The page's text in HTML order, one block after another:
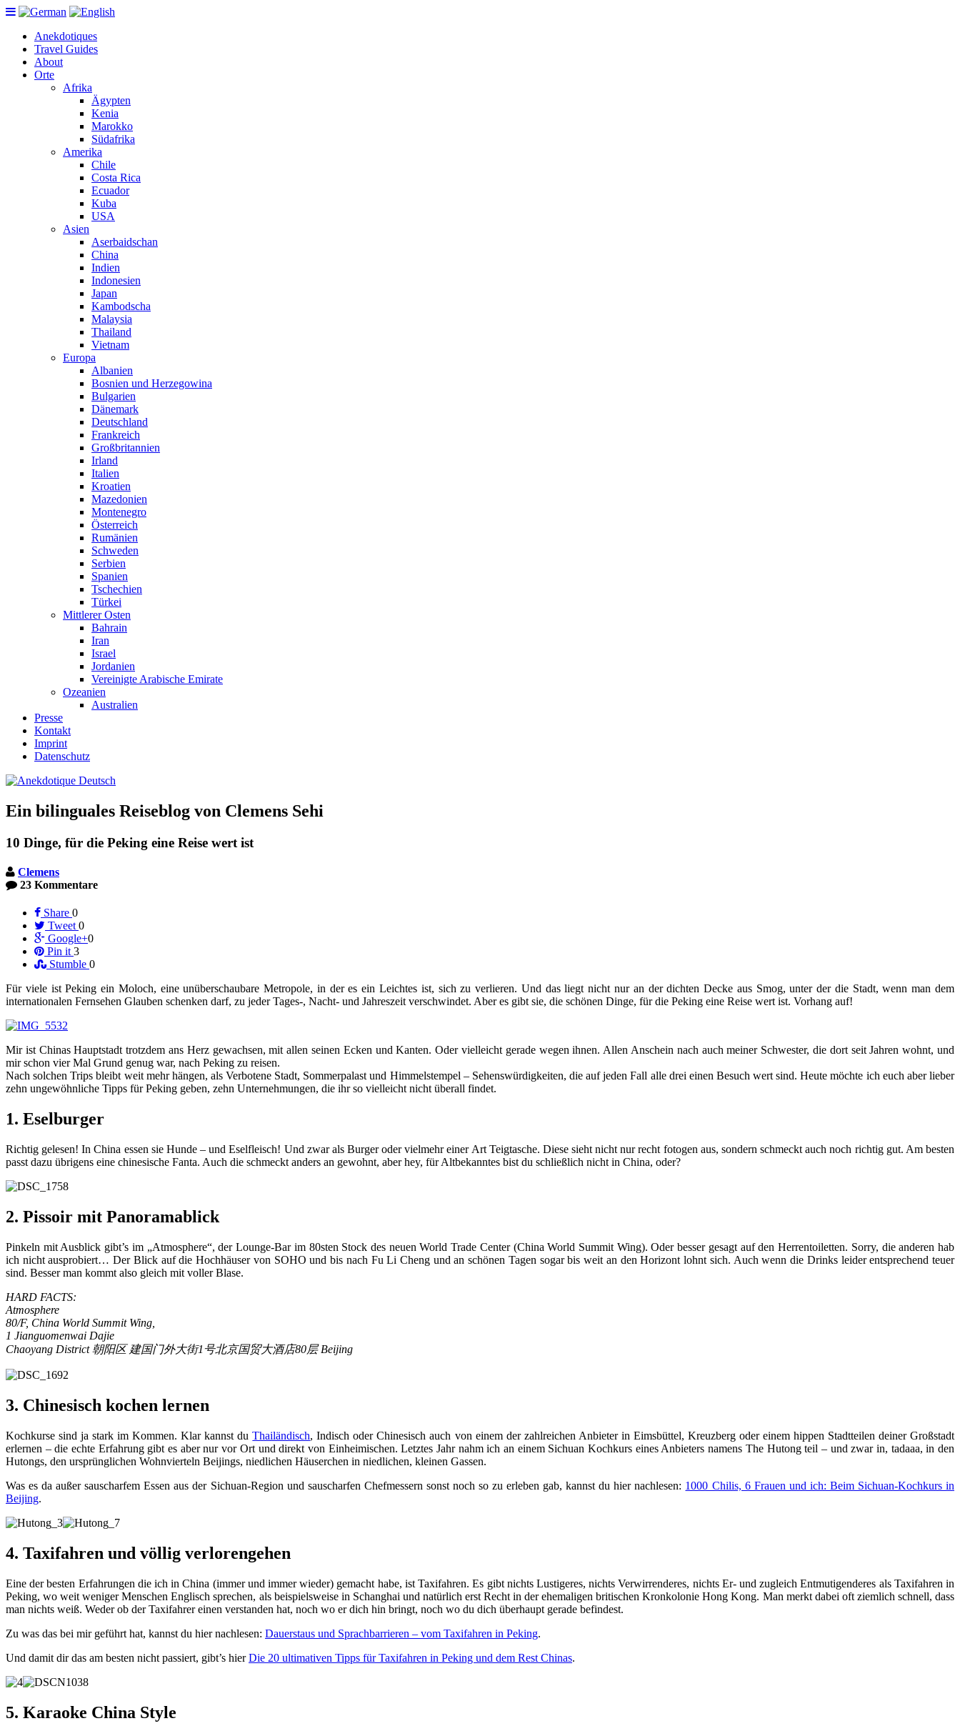
Anekdotiques
Travel Guides
About
Orte
Afrika
Ägypten
Kenia
Marokko
Südafrika
Amerika
Chile
Costa Rica
Ecuador
Kuba
USA
Asien
Aserbaidschan
China
Indien
Indonesien
Japan
Kambodscha
Malaysia
Thailand
Vietnam
Europa
Albanien
Bosnien und Herzegowina
Bulgarien
Dänemark
Deutschland
Frankreich
Großbritannien
Irland
Italien
Kroatien
Mazedonien
Montenegro
Österreich
Rumänien
Schweden
Serbien
Spanien
Tschechien
Türkei
Mittlerer Osten
Bahrain
Iran
Israel
Jordanien
Vereinigte Arabische Emirate
Ozeanien
Australien
Presse
Kontakt
Imprint
Datenschutz
Ein bilinguales Reiseblog von Clemens Sehi
10 Dinge, für die Peking eine Reise wert ist
Clemens
23 Kommentare
Share 0
Tweet 0
Google+0
Pin it 3
Stumble 0
Für viele ist Peking ein Moloch, eine unüberschaubare Metropole, in der es ein Leichtes ist, sich zu verlieren. Und das liegt nicht nur an der dichten Decke aus Smog, unter der die Stadt, wenn man dem
internationalen Fernsehen Glauben schenken darf, zu jeder Tages-, Nacht- und Jahreszeit verschwindet. Aber es gibt sie, die schönen Dinge, für die Peking eine Reise wert ist. Vorhang auf!
Mir ist Chinas Hauptstadt trotzdem ans Herz gewachsen, mit allen seinen Ecken und Kanten. Oder vielleicht gerade wegen ihnen. Allen Anschein nach auch meiner Schwester, die dort seit Jahren wohnt, und
mir schon vier Mal Grund genug war, nach Peking zu reisen.
Nach solchen Trips bleibt weit mehr hängen, als Verbotene Stadt, Sommerpalast und Himmelstempel – Sehenswürdigkeiten, die auf jeden Fall alle drei einen Besuch wert sind. Heute möchte ich euch aber lieber
zehn ungewöhnliche Tipps für Peking geben, zehn Unternehmungen, die ihr so vielleicht nicht überall findet.
1. Eselburger
Richtig gelesen! In China essen sie Hunde – und Eselfleisch! Und zwar als Burger oder vielmehr einer Art Teigtasche. Diese sieht nicht nur recht fotogen aus, sondern schmeckt auch noch richtig gut. Am besten
passt dazu übrigens eine chinesische Fanta. Auch die schmeckt anders an gewohnt, aber hey, für Altbekanntes bist du schließlich nicht in China, oder?
2. Pissoir mit Panoramablick
Pinkeln mit Ausblick gibt’s im „Atmosphere“, der Lounge-Bar im 80sten Stock des neuen World Trade Center (China World Summit Wing). Oder besser gesagt auf den Herrentoiletten. Sorry, die anderen hab
ich nicht ausprobiert… Der Blick auf die Hochhäuser von SOHO und bis nach Fu Li Cheng und an schönen Tagen sogar bis weit an den Horizont lohnt sich. Auch wenn die Drinks leider entsprechend teuer
sind. Besser man kommt also gleich mit voller Blase.
HARD FACTS:
Atmosphere
80/F, China World Summit Wing,
1 Jianguomenwai Dajie
Chaoyang District 朝阳区 建国门外大街1号北京国贸大酒店80层 Beijing
3. Chinesisch kochen lernen
Kochkurse sind ja stark im Kommen. Klar kannst duThailändisch, Indisch oder Chinesisch auch von einem der zahlreichen Anbieter in Eimsbüttel, Kreuzberg oder einem hippen Stadtteilen deiner Großstadt
erlernen – die echte Erfahrung gibt es aber nur vor Ort und direkt von Einheimischen. Letztes Jahr nahm ich an einem Sichuan Kochkurs eines Anbieters namens The Hutong teil – und zwar in, tadaaa, in den
Hutongs, den ursprünglichen Wohnvierteln Beijings, niedlichen Häuserchen in niedlichen, kleinen Gassen.
Was es da außer sauscharfem Essen aus der Sichuan-Region und sauscharfen Chefmessern sonst noch so zu erleben gab, kannst du hier nachlesen: 1000 Chilis, 6 Frauen und ich: Beim Sichuan-Kochkurs in
Beijing.
4. Taxifahren und völlig verlorengehen
Eine der besten Erfahrungen die ich in China (immer und immer wieder) gemacht habe, ist Taxifahren. Es gibt nichts Lustigeres, nichts Verwirrenderes, nichts Er- und zugleich Entmutigenderes als Taxifahren in
Peking, wo weit weniger Menschen Englisch sprechen, als beispielsweise in Schanghai und natürlich erst Recht in der ehemaligen britischen Kronkolonie Hong Kong. Man merkt dabei oft ziemlich schnell, dass
man nichts weiß. Weder ob der Taxifahrer einen verstanden hat, noch wo er dich hin bringt, noch wo du dich überhaupt gerade befindest.
Zu was das bei mir geführt hat, kannst du hier nachlesen: Dauerstaus und Sprachbarrieren – vom Taxifahren in Peking.
Und damit dir das am besten nicht passiert, gibt’s hierDie 20 ultimativen Tipps für Taxifahren in Peking und dem Rest Chinas.
5. Karaoke China Style